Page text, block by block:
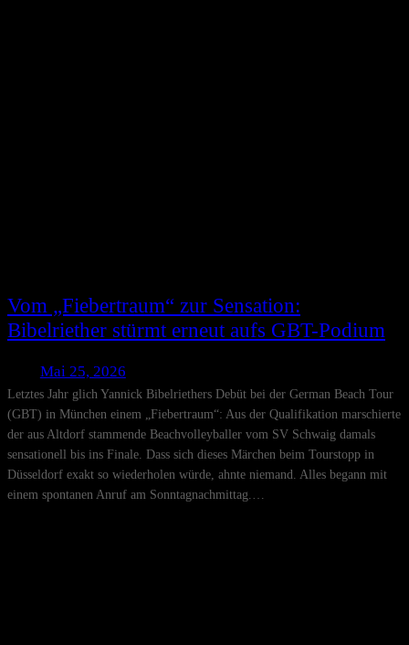
Vom „Fiebertraum“ zur Sensation:
Bibelriether stürmt erneut aufs GBT-Podium
Mai 25, 2026
Letztes Jahr glich Yannick Bibelriethers Debüt bei der German Beach Tour
(GBT) in München einem „Fiebertraum“: Aus der Qualifikation marschierte
der aus Altdorf stammende Beachvolleyballer vom SV Schwaig damals
sensationell bis ins Finale. Dass sich dieses Märchen beim Tourstopp in
Düsseldorf exakt so wiederholen würde, ahnte niemand. Alles begann mit
einem spontanen Anruf am Sonntagnachmittag.…